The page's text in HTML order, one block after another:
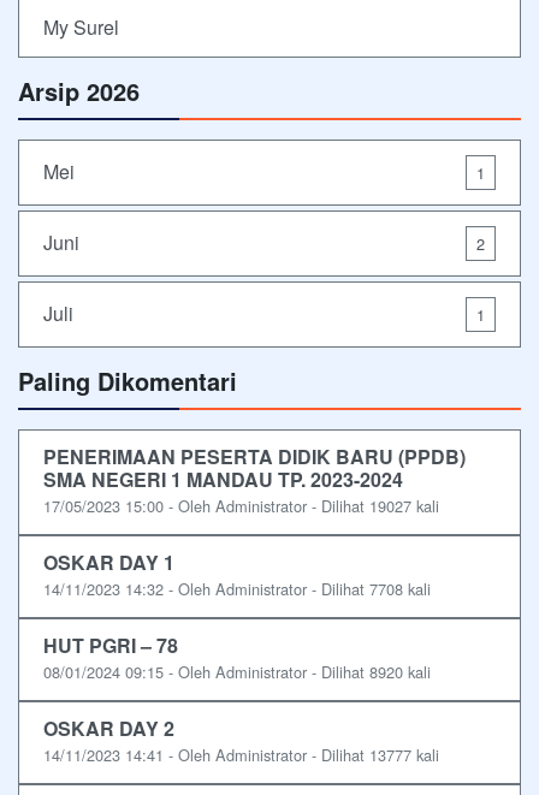
My Surel
Arsip 2026
Mei 1
Juni 2
Juli 1
Paling Dikomentari
PENERIMAAN PESERTA DIDIK BARU (PPDB)
SMA NEGERI 1 MANDAU TP. 2023-2024
17/05/2023 15:00 - Oleh Administrator - Dilihat 19027 kali
OSKAR DAY 1
14/11/2023 14:32 - Oleh Administrator - Dilihat 7708 kali
HUT PGRI – 78
08/01/2024 09:15 - Oleh Administrator - Dilihat 8920 kali
OSKAR DAY 2
14/11/2023 14:41 - Oleh Administrator - Dilihat 13777 kali